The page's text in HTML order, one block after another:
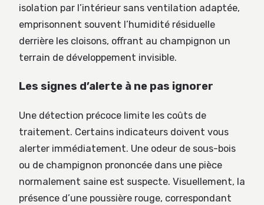
isolation par l’intérieur sans ventilation adaptée,
emprisonnent souvent l’humidité résiduelle
derrière les cloisons, offrant au champignon un
terrain de développement invisible.
Les signes d’alerte à ne pas ignorer
Une détection précoce limite les coûts de
traitement. Certains indicateurs doivent vous
alerter immédiatement. Une odeur de sous-bois
ou de champignon prononcée dans une pièce
normalement saine est suspecte. Visuellement, la
présence d’une poussière rouge, correspondant